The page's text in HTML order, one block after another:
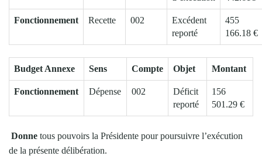
Fonctionnement Recette 002
Excédent
reporté
455
166.18 €
Budget Annexe Sens Compte Objet Montant
Fonctionnement Dépense 002
Déficit
reporté
156
501.29 €
Donne tous pouvoirs la Présidente pour poursuivre l’exécution
de la présente délibération.